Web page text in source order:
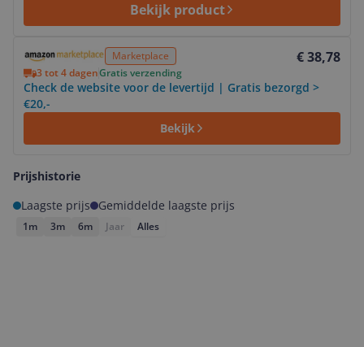
Bekijk product
Marketplace € 38,78
3 tot 4 dagenGratis verzending
Check de website voor de levertijd | Gratis bezorgd >
€20,-
Bekijk
Prijshistorie
Laagste prijs
Gemiddelde laagste prijs
1m 3m 6m Jaar Alles